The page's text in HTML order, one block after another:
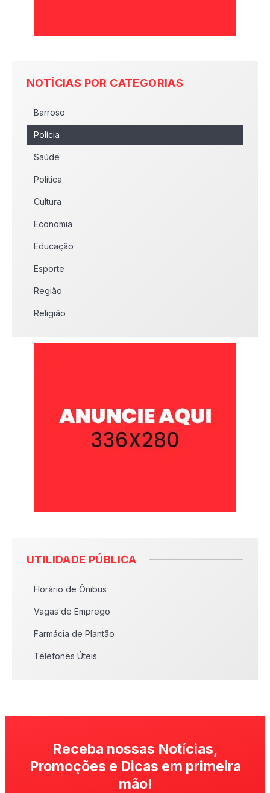
NOTÍCIAS POR CATEGORIAS
Barroso
Polícia
Saúde
Política
Cultura
Economia
Educação
Esporte
Região
Religião
UTILIDADE PÚBLICA
Horário de Ônibus
Vagas de Emprego
Farmácia de Plantão
Telefones Úteis
Receba nossas Notícias,
Promoções e Dicas em primeira
mão!